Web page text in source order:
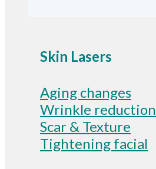
Skin Lasers
Aging changes
Wrinkle reduction
Scar & Texture
Tightening facial